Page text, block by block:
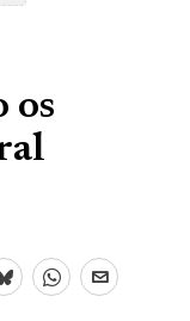
os